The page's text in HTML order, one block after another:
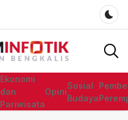
Ekonomi
dan
Pariwisata
Opini
Sosial
Budaya